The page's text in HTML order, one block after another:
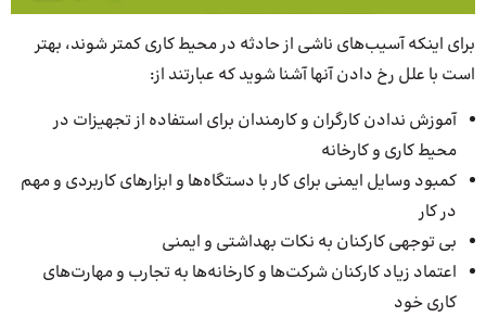
برای اینکه آسیب‌های ناشی از حادثه در محیط کاری کمتر شوند، بهتر
است با علل رخ دادن آنها آشنا شوید که عبارتند از:
آموزش ندادن کارگران و کارمندان برای استفاده از تجهیزات در
محیط کاری و کارخانه
کمبود وسایل ایمنی برای کار با دستگاه‌ها و ابزارهای کاربردی و مهم
در کار
بی توجهی کارکنان به نکات بهداشتی و ایمنی
اعتماد زیاد کارکنان شرکت‌ها و کارخانه‌ها به تجارب و مهارت‌های
کاری خود